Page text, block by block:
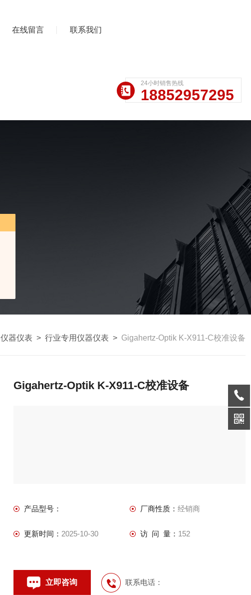
在线留言 联系我们
24小时销售热线
18852957295
仪器仪表 > 行业专用仪器仪表 > Gigahertz-Optik K-X911-C校准设备
Gigahertz-Optik K-X911-C校准设备
产品型号： 厂商性质： 经销商
更新时间： 2025-10-30 访 问 量： 152
立即咨询 联系电话：